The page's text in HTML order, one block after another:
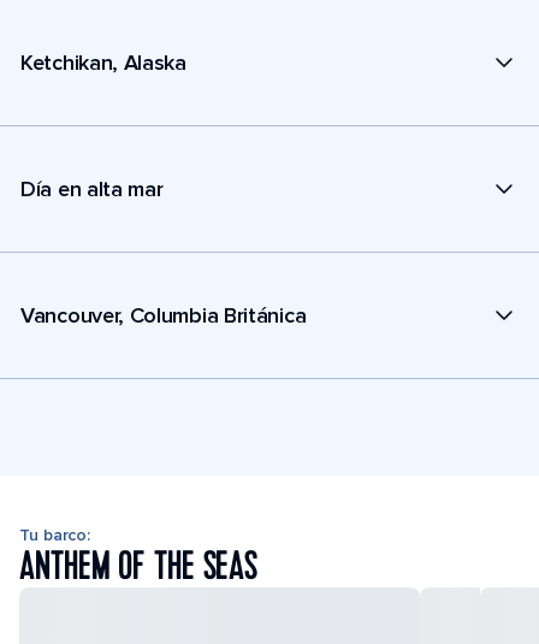
Ketchikan, Alaska
Día en alta mar
Vancouver, Columbia Británica
Tu barco:
ANTHEM OF THE SEAS